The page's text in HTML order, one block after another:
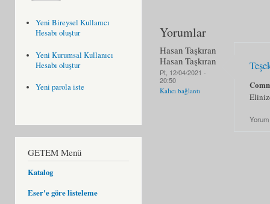
Yeni Bireysel Kullanıcı
Hesabı oluştur
Yeni Kurumsal Kullanıcı
Hesabı oluştur
Yeni parola iste
GETEM Menü
Katalog
Eser'e göre listeleme
Yorumlar
Hasan Taşkıran
Hasan Taşkıran
Pt, 12/04/2021 -
20:50
Kalıcı bağlantı